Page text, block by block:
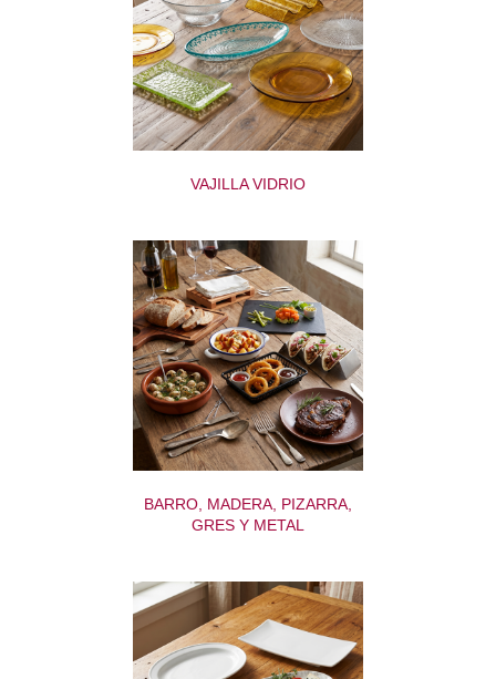
VAJILLA VIDRIO
BARRO, MADERA, PIZARRA,
GRES Y METAL